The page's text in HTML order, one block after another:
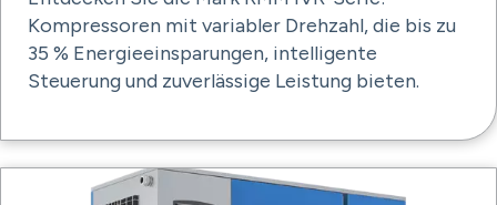
Kompressoren mit variabler Drehzahl, die bis zu
35 % Energieeinsparungen, intelligente
Steuerung und zuverlässige Leistung bieten.